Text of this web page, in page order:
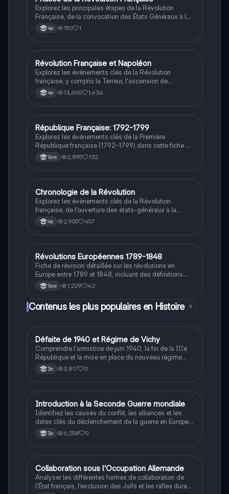
Explorez les principales étapes de la Révolution
Française, de la convocation des États Généraux à la
proclamation de la République. Ce résumé couvre les
événements clés, les acteurs majeurs comme Louis
historique.
4e 150 1
Histoire
Révolution Française et Napoléon
Explorez les événements clés de la Révolution
française, y compris la Terreur, l'ascension de
Napoléon Bonaparte, et les transformations politiques
majeures. Cette fiche de révision couvre les dates
pour les étudiants en histoire cherchant à comprendre
les fondements de la démocratie en France.
4e 13,600 1,436
Histoire
République Française: 1792-1799
Explorez les événements clés de la Première
République française (1792-1799) dans cette fiche de
révision. Découvrez la fin de la Terreur, l'instauration
du Directoire, le procès de Louis XVI, et les luttes
1ère 2,895 132
Histoire
Chronologie de la Révolution
Explorez les événements clés de la Révolution
française, de l'ouverture des états-généraux à la
chute de Louis XVI. Ce résumé couvre les moments
marquants, les grandes périodes et les
comprendre les fondements de la République
française.
4e 2,905 457
Histoire
Révolutions Européennes 1789-1848
Fiche de révision détaillée sur les révolutions en
Europe entre 1789 et 1848, incluant des définitions
clés, une chronologie des événements majeurs, et une
analyse des impacts de la Révolution Française et de
l'Empire napoléonien. Idéale pour comprendre les
changements politiques et sociaux de cette période
1ère 1,229 42
Contenus les plus populaires en Histoire 9
DHistoire
Défaite de 1940 et Régime de Vichy
Comprendre l'armistice de juin 1940, la fin de la IIIe
République et la mise en place du nouveau régime
autoritaire de Philippe Pétain.
3e 3,817 0
IHistoire
Introduction à la Seconde Guerre mondiale
Identifiez les causes du conflit, les alliances et les
dates clés du déclenchement de la guerre en Europe
et dans le Pacifique.
3e 6,258 0
CHistoire
Collaboration sous l'Occupation Allemande
Analyser les différentes formes de collaboration de
l'État français, l'exclusion des Juifs et les rafles durant